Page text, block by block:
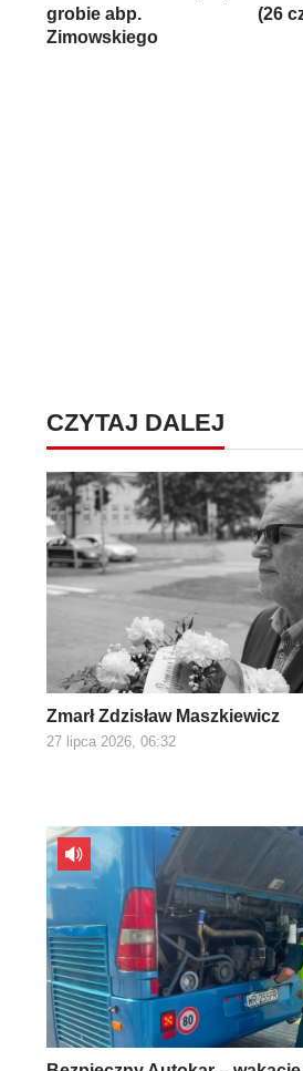
grobie abp.
Zimowskiego
(26
CZYTAJ DALEJ
Zmarł Zdzisław Maszkiewicz
27 lipca 2026, 06:32